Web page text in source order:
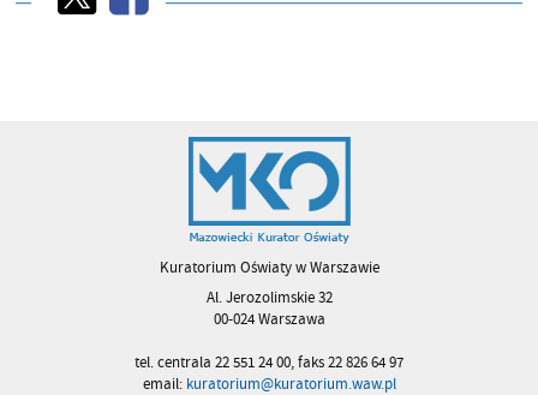
Kuratorium Oświaty w Warszawie
Al. Jerozolimskie 32
00-024 Warszawa
tel. centrala 22 551 24 00, faks 22 826 64 97
email: kuratorium@kuratorium.waw.pl